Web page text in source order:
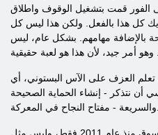
الفور قمت بتشغيل الوقوف واطلاق
كل هذا بالفعل. ولكن هذا ليس كل
بالإضافة مهامهم. بشكل عام، ليس
العزف على الآس البستوني، أي
أن نتذكر - إنشاء الحماية الصحيحة